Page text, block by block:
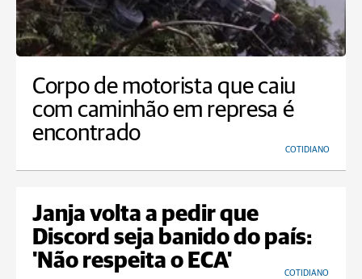
Corpo de motorista que caiu
com caminhão em represa é
encontrado
COTIDIANO
Janja volta a pedir que
Discord seja banido do país:
'Não respeita o ECA'
COTIDIANO